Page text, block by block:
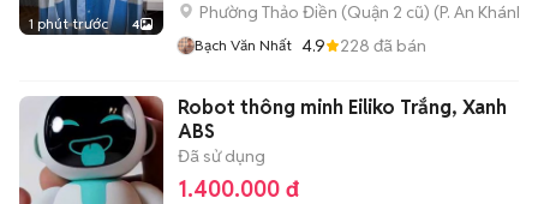
1 phút trước 4
Phường Thảo Điền (Quận 2 cũ) (P. An Khánh
Bạch Văn Nhất 4.9 228 đã bán
Robot thông minh Eiliko Trắng, Xanh
ABS
Đã sử dụng
1.400.000 đ